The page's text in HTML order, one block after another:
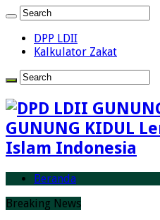
DPP LDII
Kalkulator Zakat
GUNUNG KIDUL
Islam Indonesia
Beranda
Breaking News